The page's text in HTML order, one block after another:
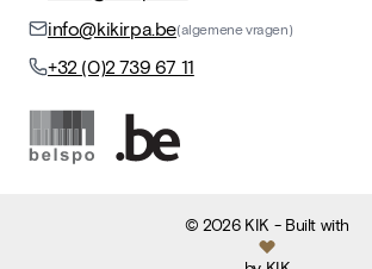
info@kikirpa.be(algemene vragen)
+32 (0)2 739 67 11
©2026 KIK - Built with